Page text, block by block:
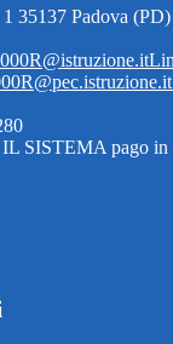
35137 Padova (PD)
SISTEMA pago in